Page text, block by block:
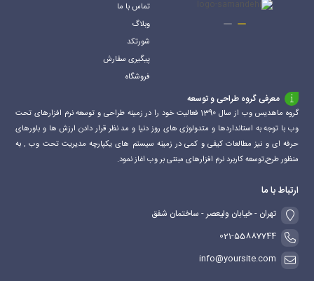
تماس با ما
وبلاگ
شورتکد
پیگیری سفارش
فروشگاه
معرفی گروه طراحی و توسعه
گروه ماهدیس وب از سال 1390 فعالیت خود را در زمینه طراحی و توسعه نرم افزارهای تحت
وب با توجه به استانداردها و متدولوژی های روز دنیا و مد نظر قرار دادن ارزش ها و باورهای
حرفه ای و نیز مطالعات کیفی و کمی در زمینه سیستم های یکپارچه مدیریت تحت وب , به
منظور طرح,توسعه کاربرد نرم افزارهای مبتنی بر وب اغاز نمود.
ارتباط با ما
تهران - خیابان ولیعصر - ساختمان شفق
021-55887744
info@yoursite.com